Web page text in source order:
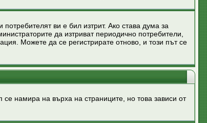
ви е бил изтрит. Ако става дума за
да изтриват периодично потребители,
Можете да се регистрирате отново, и този път се
се намира на върха на страниците, но това зависи от